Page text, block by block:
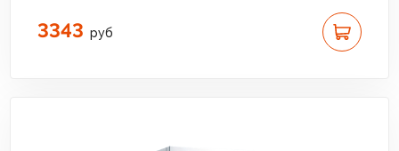
3343 руб